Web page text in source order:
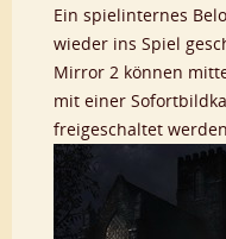
Ein spielinternes
wieder ins Spiel
Mirror 2 können
mit einer
freigeschaltet